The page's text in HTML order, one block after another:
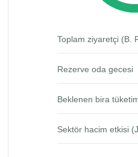
Toplam ziyaretçi (B.
Rezerve oda gecesi
Beklenen bira
Sektör hacim etkisi